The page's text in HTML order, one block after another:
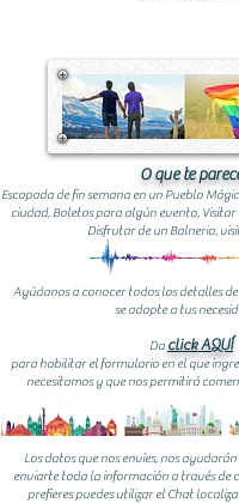
O que te
Escapada de fin semana en un Pueblo
ciudad, Boletos para algún evento, Visitar
Disfrutar de un Balnerio,
Ayúdanos a conocer todos los detalles
se adapte a tus
Da click AQUÍ
para habilitar el formulario en el que
necesitamos y que nos permitirá
Los datos que nos envíes, nos
enviarte toda la información a través de
prefieres puedes utilizar el Chat